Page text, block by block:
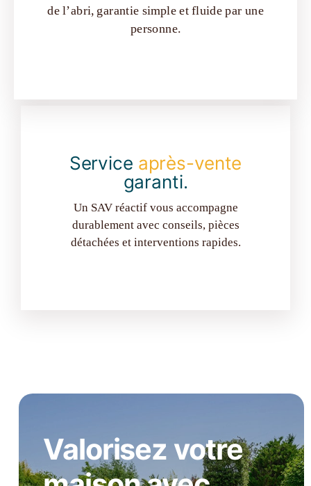
de l’abri, garantie simple et fluide par une
personne.
Service après-vente
garanti.
Un SAV réactif vous accompagne
durablement avec conseils, pièces
détachées et interventions rapides.
Valorisez votre